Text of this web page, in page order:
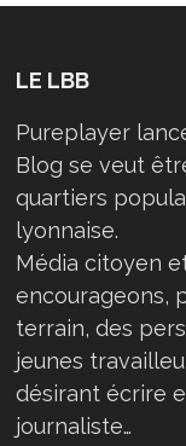
LE LBB
Pureplayer
Blog se veut
quartiers
lyonnaise.
Média citoyen
encourageons,
terrain, des
jeunes
désirant écrire
journaliste…